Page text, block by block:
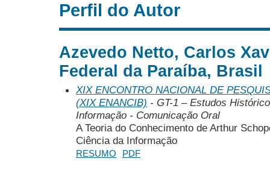
Perfil do Autor
Azevedo Netto, Carlos
Federal da Paraíba, Brasil
XIX ENCONTRO NACIONAL DE
(XIX ENANCIB) - GT-1 – Estudos
Informação - Comunicação Oral
A Teoria do Conhecimento de Arthur
Ciência da Informação
RESUMO PDF